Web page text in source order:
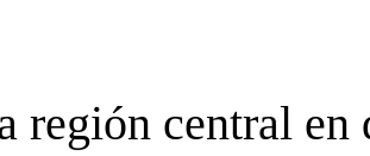
región central en